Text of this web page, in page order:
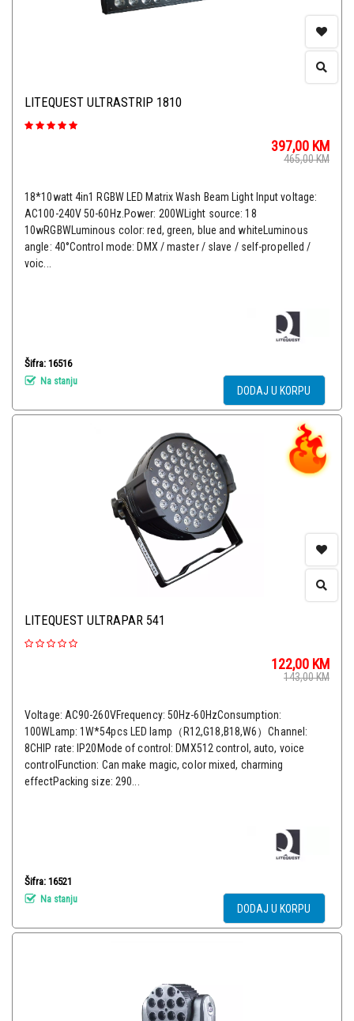
LITEQUEST ULTRASTRIP 1810
397,00 KM
465,00KM
18*10watt 4in1 RGBW LED Matrix Wash Beam Light Input voltage:
AC100-240V 50-60Hz.Power: 200WLight source: 18
10wRGBWLuminous color: red, green, blue and whiteLuminous
angle: 40°Control mode: DMX / master / slave / self-propelled /
voic...
Šifra: 16516
Na stanju
DODAJ U KORPU
LITEQUEST ULTRAPAR 541
122,00 KM
143,00KM
Voltage: AC90-260VFrequency: 50Hz-60HzConsumption:
100WLamp: 1W*54pcs LED lamp（R12,G18,B18,W6）Channel:
8CHIP rate: IP20Mode of control: DMX512 control, auto, voice
controlFunction: Can make magic, color mixed, charming
effectPacking size: 290...
Šifra: 16521
Na stanju
DODAJ U KORPU